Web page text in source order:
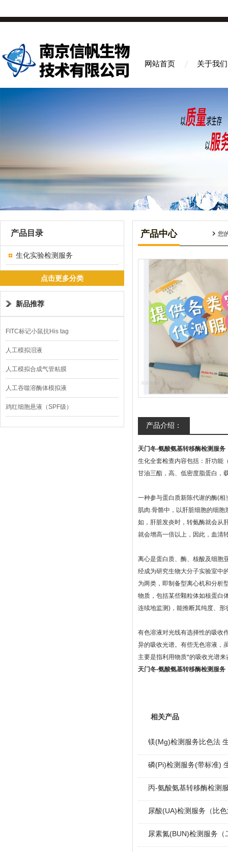
网站首页 关于我们
产品目录
生化实验检测服务
点击更多分类
新品推荐
FITC标记小鼠抗His tag
人工模拟泪液
人工模拟合成气管粘膜
人工吞噬溶酶体模拟液
鸡红细胞悬液（SPF级）
产品中心 您
产品介绍：
天门冬-氨酸氨基转移酶检测服务
生化全套检查内容包括：肝功能
甘油三酯，高、低密度脂蛋白，
一种参与蛋白质新陈代谢的酶(
肌肉.骨骼中，以肝脏细胞的细
如，肝脏发炎时，转氨酶就会从
就会增高一倍以上，因此，血清
离心是蛋白质、酶、核酸及细胞
经成为研究生物大分子实验室中
为两类，即制备型离心机和分析
物质，包括某些颗粒体如核蛋白
连续地监测)，能推断其纯度、
有色溶液对光线有选择性的吸收
异的吸收光谱。有些无色溶液，
主要是指利用物质*的吸收光谱
天门冬-氨酸氨基转移酶检测服务
相关产品
镁(Mg)检测服务比色法
磷(Pi)检测服务(带标准)
丙-氨酸氨基转移酶检测
尿酸(UA)检测服务（比
尿素氮(BUN)检测服务